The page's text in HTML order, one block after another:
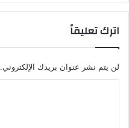
اترك تعليقاً
لن يتم نشر عنوان بريدك الإلكتروني.